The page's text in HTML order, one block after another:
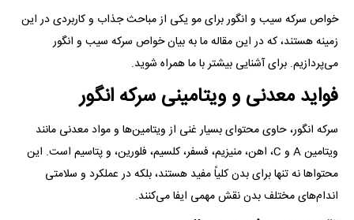
خواص سرکه سیب و انگور برای مو یکی از مباحث جذاب و کاربردی در این
زمینه هستند، که در این مقاله ما به بیان خواص سرکه سیب و انگور
می‌پردازیم. برای آشنایی بیشتر با ما همراه شوید.
فواید معدنی و ویتامینی سرکه انگور
سرکه انگور، حاوی محتوای بسیار غنی از ویتامین‌ها و مواد معدنی مانند
ویتامین A و C، اهن، منیزیم، فسفر، کلسیم، فلورین، و پتاسیم است. این
محتوا‌ها نه تنها برای بدن کلیاً مفید هستند، بلکه در عملکرد و سلامتی
اندام‌های مختلف بدن نقش مهمی ایفا می‌کنند.